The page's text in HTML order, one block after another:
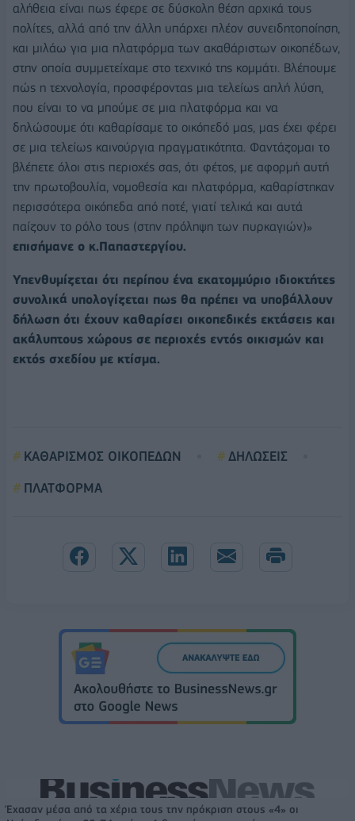
αλήθεια είναι πως έφερε σε δύσκολη θέση αρχικά τους
πολίτες, αλλά από την άλλη υπάρχει πλέον συνειδητοποίηση,
και μιλάω για μια πλατφόρμα των ακαθάριστων οικοπέδων,
στην οποία συμμετείχαμε στο τεχνικό της κομμάτι. Βλέπουμε
πώς η τεχνολογία, προσφέροντας μια τελείως απλή λύση,
που είναι το να μπούμε σε μια πλατφόρμα και να
δηλώσουμε ότι καθαρίσαμε το οικόπεδό μας, μας έχει φέρει
σε μια τελείως καινούργια πραγματικότητα. Φαντάζομαι το
βλέπετε όλοι στις περιοχές σας, ότι φέτος, με αφορμή αυτή
την πρωτοβουλία, νομοθεσία και πλατφόρμα, καθαρίστηκαν
περισσότερα οικόπεδα από ποτέ, γιατί τελικά και αυτά
παίζουν το ρόλο τους (στην πρόληψη των πυρκαγιών)»
επισήμανε ο κ.Παπαστεργίου.
Υπενθυμίζεται ότι περίπου ένα εκατομμύριο ιδιοκτήτες
συνολικά υπολογίζεται πως θα πρέπει να υποβάλλουν
δήλωση ότι έχουν καθαρίσει οικοπεδικές εκτάσεις και
ακάλυπτους χώρους σε περιοχές εντός οικισμών και
εκτός σχεδίου με κτίσμα.
ΚΑΘΑΡΙΣΜΟΣ ΟΙΚΟΠΕΔΩΝ
ΔΗΛΩΣΕΙΣ
ΠΛΑΤΦΟΡΜΑ
Έχασαν μέσα από τα χέρια τους την πρόκριση στους «4» οι